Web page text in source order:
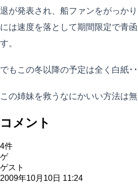
退が発表され、船ファンをがっか
には速度を落として期間限定で青
す。
でもこの冬以降の予定は全く白紙･･
この姉妹を救うなにかいい方法は
コメント
4件
ゲ
ゲスト
2009年10月10日 11:24